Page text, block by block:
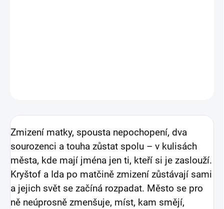
Zmizení matky, spousta nepochopení, dva
sourozenci a touha zůstat spolu – v kulisách
města, kde mají jména jen ti, kteří si je zaslouží.
Kryštof a Ida po matčině zmizení zůstávají sami
a jejich svět se začíná rozpadat. Město se pro
ně neúprosně zmenšuje, míst, kam smějí,